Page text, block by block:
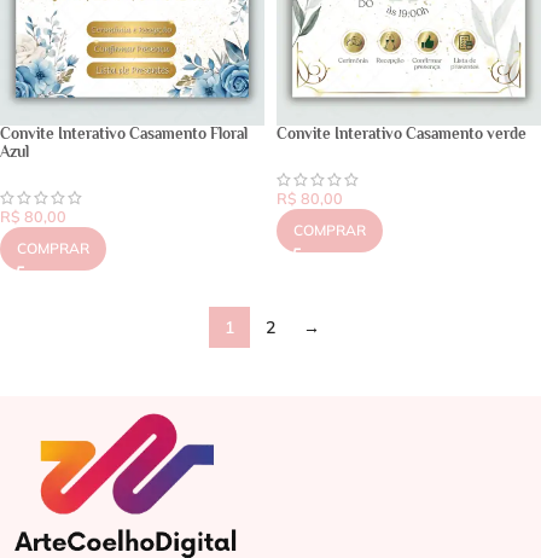
Convite Interativo Casamento Floral
Azul
R$ 80,00
COMPRAR
Convite Interativo Casamento verde
R$ 80,00
COMPRAR
1 2 →